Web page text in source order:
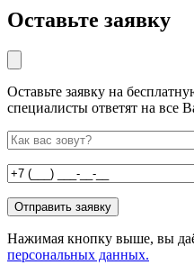
Оставьте заявку
Оставьте заявку на
специалисты ответят на все
Нажимая кнопку выше, вы
персональных данных.